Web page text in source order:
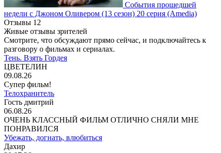
События прошедшей
недели с Джоном Оливером (13 сезон) 20 серия (Amedia)
Отзывы 12
Живые отзывы зрителей
Смотрите, что обсуждают прямо сейчас, и подключайтесь к
разговору о фильмах и сериалах.
Тень. Взять Гордея
ЦВЕТЕЛИН
09.08.26
Супер фильм!
Телохранитель
Гость дмитрий
06.08.26
ОЧЕНЬ КЛАССНЫЙ ФИЛЬМ ОТЛИЧНО СНЯЛИ МНЕ
ПОНРАВИЛСЯ
Убежать, догнать, влюбиться
Дахир